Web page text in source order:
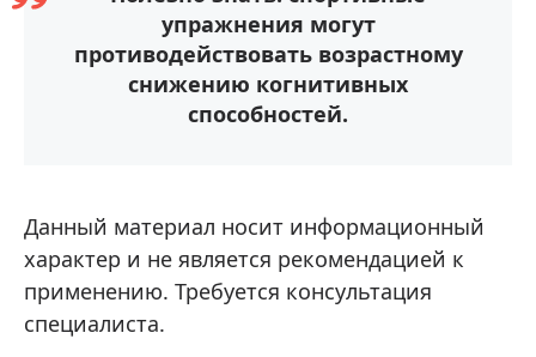
упражнения могут
противодействовать возрастному
снижению когнитивных
способностей.
Данный материал носит информационный
характер и не является рекомендацией к
применению. Требуется консультация
специалиста.